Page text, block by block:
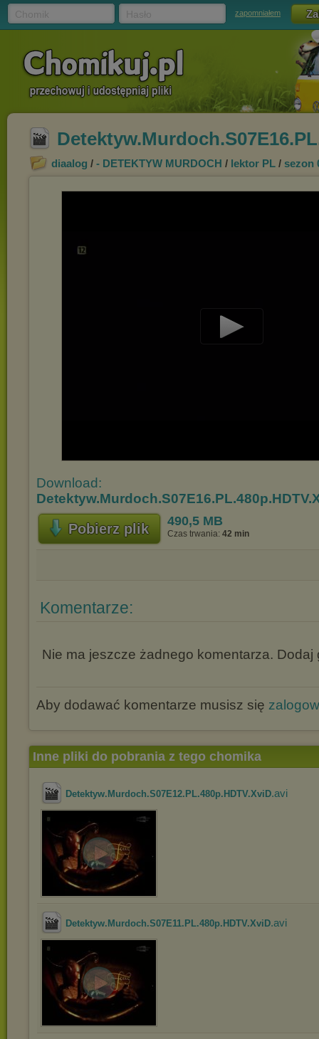
zapomniałem
diaalog / - DETEKTYW MURDOCH / lektor PL / sezon
Download:
Pobierz plik 490,5 MB
Czas trwania: 42 min
Komentarze:
Nie ma jeszcze żadnego komentarza. Dodaj
Aby dodawać komentarze musisz się
Inne pliki do pobrania z tego chomika
Detektyw.Murdoch.S07E12.PL.480p.HDTV.XviD.avi
Detektyw.Murdoch.S07E11.PL.480p.HDTV.XviD.avi